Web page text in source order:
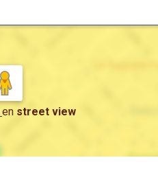
en street view